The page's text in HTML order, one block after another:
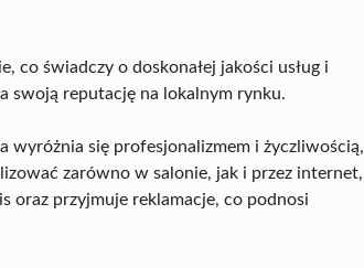
co świadczy o doskonałej jakości usług i
swoją reputację na lokalnym rynku.
wyróżnia się profesjonalizmem i życzliwością,
zarówno w salonie, jak i przez internet,
oraz przyjmuje reklamacje, co podnosi